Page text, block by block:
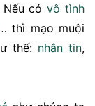
Nếu cóvô tình
thì mạo muội
thế: nhắn tin,